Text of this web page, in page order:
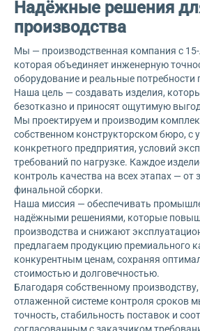
Надёжные решения
производства
Мы — производственная компания с
которая объединяет инженерную
оборудование и реальные
Наша цель — создавать изделия,
безотказно и приносят ощутимую
Мы проектируем и производим
собственном конструкторском бюро, с
конкретного предприятия, условий
требований по нагрузке. Каждое
контроль качества на всех этапах — от
финальной сборки.
Наша миссия — обеспечивать
надёжными решениями, которые
производства и снижают
предлагаем продукцию премиального
конкурентным ценам, сохраняя
стоимостью и долговечностью.
Благодаря собственному
отлаженной системе контроля сроков
точность, стабильность поставок и